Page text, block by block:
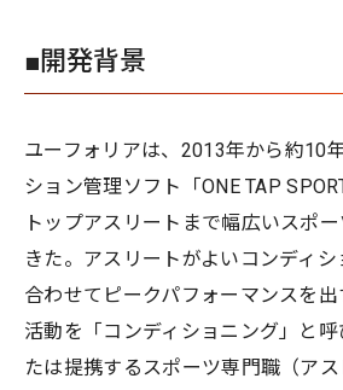
■開発背景
ユーフォリアは、2013年から約10
ション管理ソフト「ONE TAP
トップアスリートまで幅広いスポ
きた。アスリートがよいコンディ
合わせてピークパフォーマンスを
活動を「コンディショニング」と
たは提携するスポーツ専門職（ア